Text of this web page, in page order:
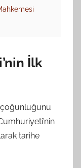
İlk
çoğunluğunu
tarihe